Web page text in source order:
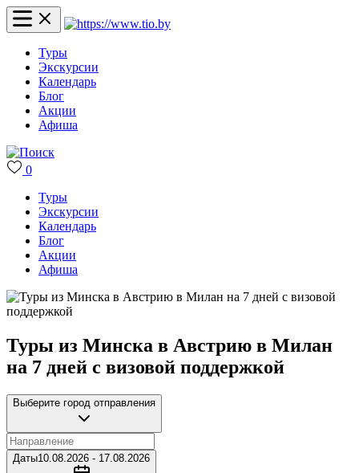
Туры
Экскурсии
Календарь
Блог
Акции
Афиша
0
Туры
Экскурсии
Календарь
Блог
Акции
Афиша
Туры из Минска в Австрию в Милан
на 7 дней с визовой поддержкой
Выберите город отправления
Даты10.08.2026 - 17.08.2026